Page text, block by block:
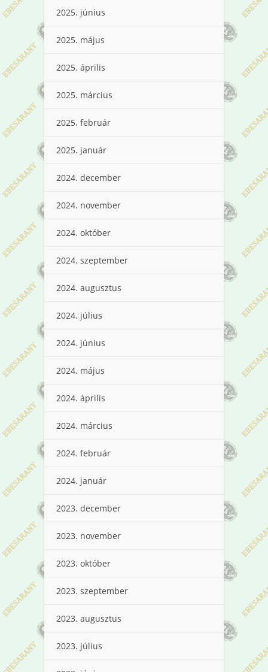
2025. június
2025. május
2025. április
2025. március
2025. február
2025. január
2024. december
2024. november
2024. október
2024. szeptember
2024. augusztus
2024. július
2024. június
2024. május
2024. április
2024. március
2024. február
2024. január
2023. december
2023. november
2023. október
2023. szeptember
2023. augusztus
2023. július